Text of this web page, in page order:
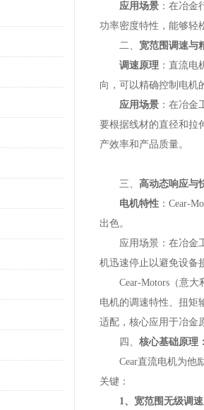
应用场景 ：在冶
功率密度特性，能够轻
二、 宽范围调速与
调速原理 ：直流
向，可以精确控制电机
应用场景 ：在冶
要根据线材的直径和拉
产效率和产品质量。
三、 高动态响应与
电机特性 ：Cear-
出色。
应用场景：在冶金工
机迅速停止以避免设备
Cear-Motors（意大
电机的调速特性、扭矩
适配，核心应用于冶金
四、 核心基础原理
Cear直流电机为他励/
关键：
1、宽范围无级调速